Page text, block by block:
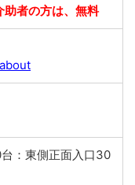
者の方は、無料
：東側正面入口30